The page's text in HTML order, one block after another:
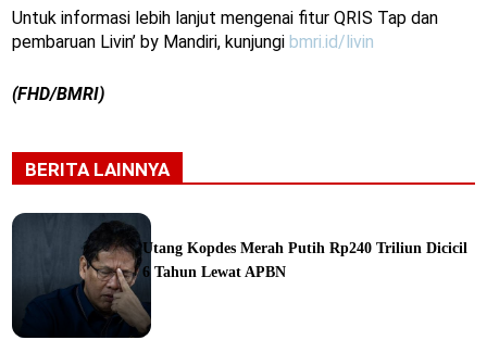
Untuk informasi lebih lanjut mengenai fitur QRIS Tap dan
pembaruan Livin’ by Mandiri, kunjungi bmri.id/livin
(FHD/BMRI)
BERITA LAINNYA
Utang Kopdes Merah Putih Rp240 Triliun Dicicil
6 Tahun Lewat APBN